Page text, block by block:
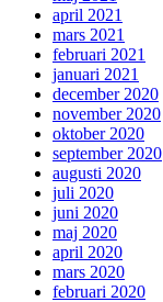
april 2021
mars 2021
februari 2021
januari 2021
december 2020
november 2020
oktober 2020
september 2020
augusti 2020
juli 2020
juni 2020
maj 2020
april 2020
mars 2020
februari 2020